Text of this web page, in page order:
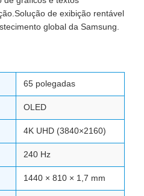
de exibição rentável
global da Samsung.
65 polegadas
OLED
4K UHD (3840×2160)
240 Hz
1440 × 810 × 1,7 mm